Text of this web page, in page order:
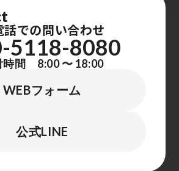
話での問い合わせ
5118-8080
時間 8:00 〜 18:00
WEBフォーム
公式LINE